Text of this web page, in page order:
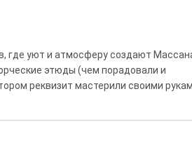
где уют и атмосферу создают
этюды (чем порадовали и
реквизит мастерили своими